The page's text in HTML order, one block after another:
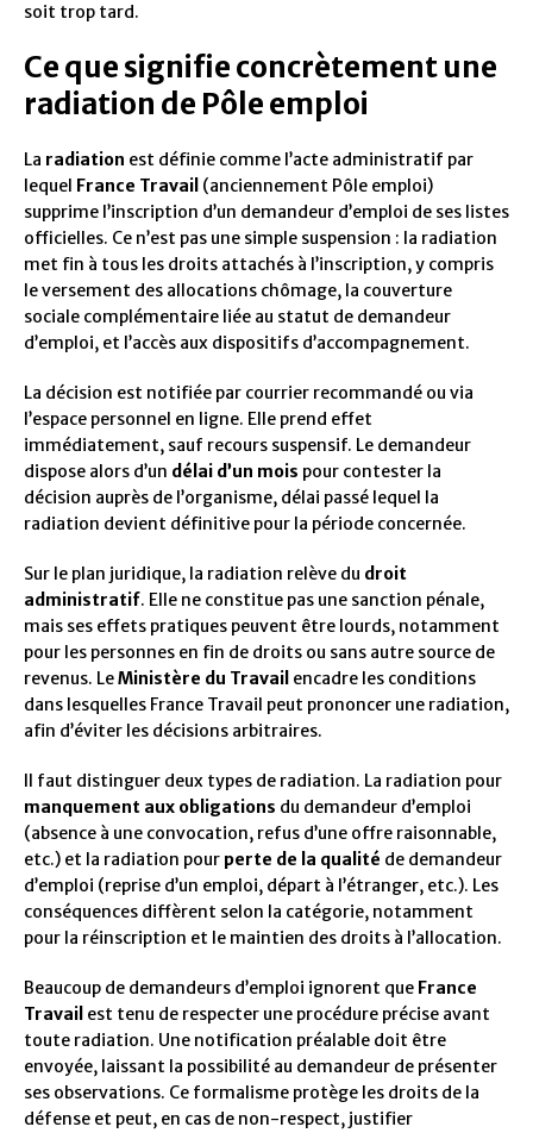
soit trop tard.
Ce que signifie concrètement une
radiation de Pôle emploi
La radiation est définie comme l’acte administratif par
lequel France Travail (anciennement Pôle emploi)
supprime l’inscription d’un demandeur d’emploi de ses listes
officielles. Ce n’est pas une simple suspension : la radiation
met fin à tous les droits attachés à l’inscription, y compris
le versement des allocations chômage, la couverture
sociale complémentaire liée au statut de demandeur
d’emploi, et l’accès aux dispositifs d’accompagnement.
La décision est notifiée par courrier recommandé ou via
l’espace personnel en ligne. Elle prend effet
immédiatement, sauf recours suspensif. Le demandeur
dispose alors d’un délai d’un mois pour contester la
décision auprès de l’organisme, délai passé lequel la
radiation devient définitive pour la période concernée.
Sur le plan juridique, la radiation relève du droit
administratif. Elle ne constitue pas une sanction pénale,
mais ses effets pratiques peuvent être lourds, notamment
pour les personnes en fin de droits ou sans autre source de
revenus. LeMinistère du Travail encadre les conditions
dans lesquelles France Travail peut prononcer une radiation,
afin d’éviter les décisions arbitraires.
Il faut distinguer deux types de radiation. La radiation pour
manquement aux obligations du demandeur d’emploi
(absence à une convocation, refus d’une offre raisonnable,
etc.) et la radiation pour perte de la qualité de demandeur
d’emploi (reprise d’un emploi, départ à l’étranger, etc.). Les
conséquences diffèrent selon la catégorie, notamment
pour la réinscription et le maintien des droits à l’allocation.
Beaucoup de demandeurs d’emploi ignorent que France
Travail est tenu de respecter une procédure précise avant
toute radiation. Une notification préalable doit être
envoyée, laissant la possibilité au demandeur de présenter
ses observations. Ce formalisme protège les droits de la
défense et peut, en cas de non-respect, justifier